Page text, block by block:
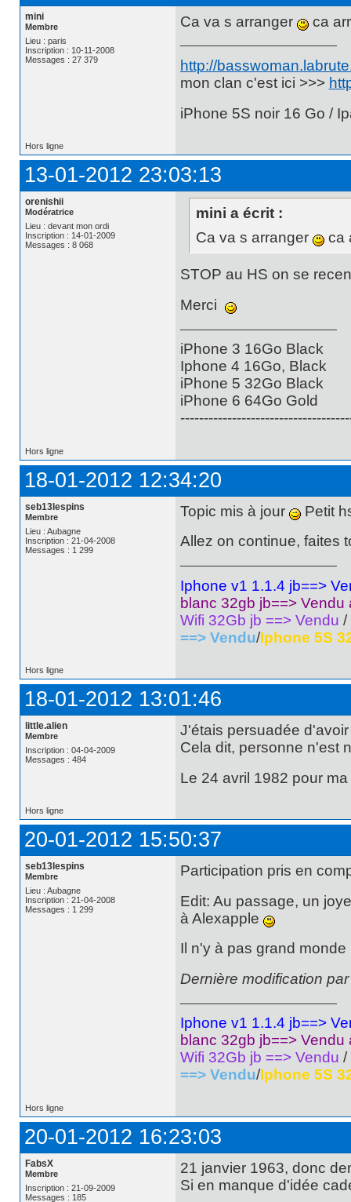
mini
Membre
Lieu : paris
Inscription : 10-11-2008
Messages : 27 379
Ca va s arranger ca
http://
mon clan c'est ici >>>
iPhone 5S noir 16 Go /
Hors ligne
13-01-2012 23:03:13
orenishii
Modératrice
Lieu : devant mon ordi
Inscription : 14-01-2009
Messages : 8 068
mini a écrit :
Ca va s arranger
ca
STOP au HS on se
Merci
iPhone 3 16Go Black
Iphone 4 16Go, Black
iPhone 5 32Go Black
iPhone 6 64Go Gold
Hors ligne
18-01-2012 12:34:20
seb13lespins
Membre
Lieu : Aubagne
Inscription : 21-04-2008
Messages : 1 299
Topic mis à jour
Petit
Allez on continue, faites
Iphone v1 1.1.4 jb==>
blanc 32gb jb==>
Wifi 32Gb jb ==> Vendu /
==> Vendu/Iphone 5S
Hors ligne
18-01-2012 13:01:46
little.alien
Membre
Inscription : 04-04-2009
Messages : 484
J'étais persuadée
Cela dit, personne n'est
Le 24 avril 1982 pour
Hors ligne
20-01-2012 15:50:37
seb13lespins
Membre
Lieu : Aubagne
Inscription : 21-04-2008
Messages : 1 299
Participation pris en
Edit: Au passage, un
à Alexapple
Il n'y à pas grand
Dernière modification
Iphone v1 1.1.4 jb==>
blanc 32gb jb==>
Wifi 32Gb jb ==> Vendu /
==> Vendu/Iphone 5S
Hors ligne
20-01-2012 16:23:03
FabsX
Membre
Inscription : 21-09-2009
Messages : 185
21 janvier 1963, donc
Si en manque d'idée